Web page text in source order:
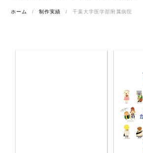
ホーム 制作実績 千葉大学医学部附属病院